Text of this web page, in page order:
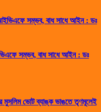
সম্ভব, বাধ সাধে আইন : ডঃ